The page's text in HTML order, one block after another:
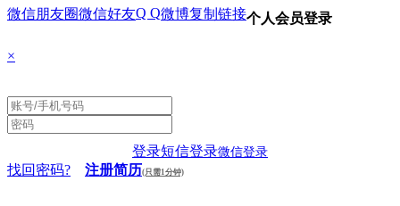
微信朋友圈微信好友Q Q微博复制链接个人会员登录
×
登录短信登录微信登录
找回密码? 注册简历(只需1分钟)